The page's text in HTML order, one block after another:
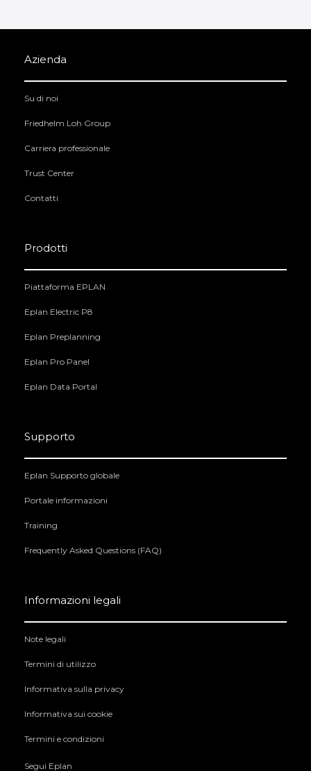
Azienda
Su di noi
Friedhelm Loh Group
Carriera professionale
Trust Center
Contatti
Prodotti
Piattaforma EPLAN
Eplan Electric P8
Eplan Preplanning
Eplan Pro Panel
Eplan Data Portal
Supporto
Eplan Supporto globale
Portale informazioni
Training
Frequently Asked Questions (FAQ)
Informazioni legali
Note legali
Termini di utilizzo
Informativa sulla privacy
Informativa sui cookie
Termini e condizioni
Segui Eplan